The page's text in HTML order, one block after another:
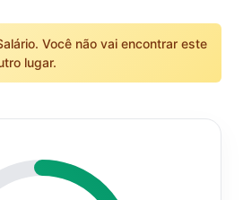
Você não vai encontrar este
lugar.